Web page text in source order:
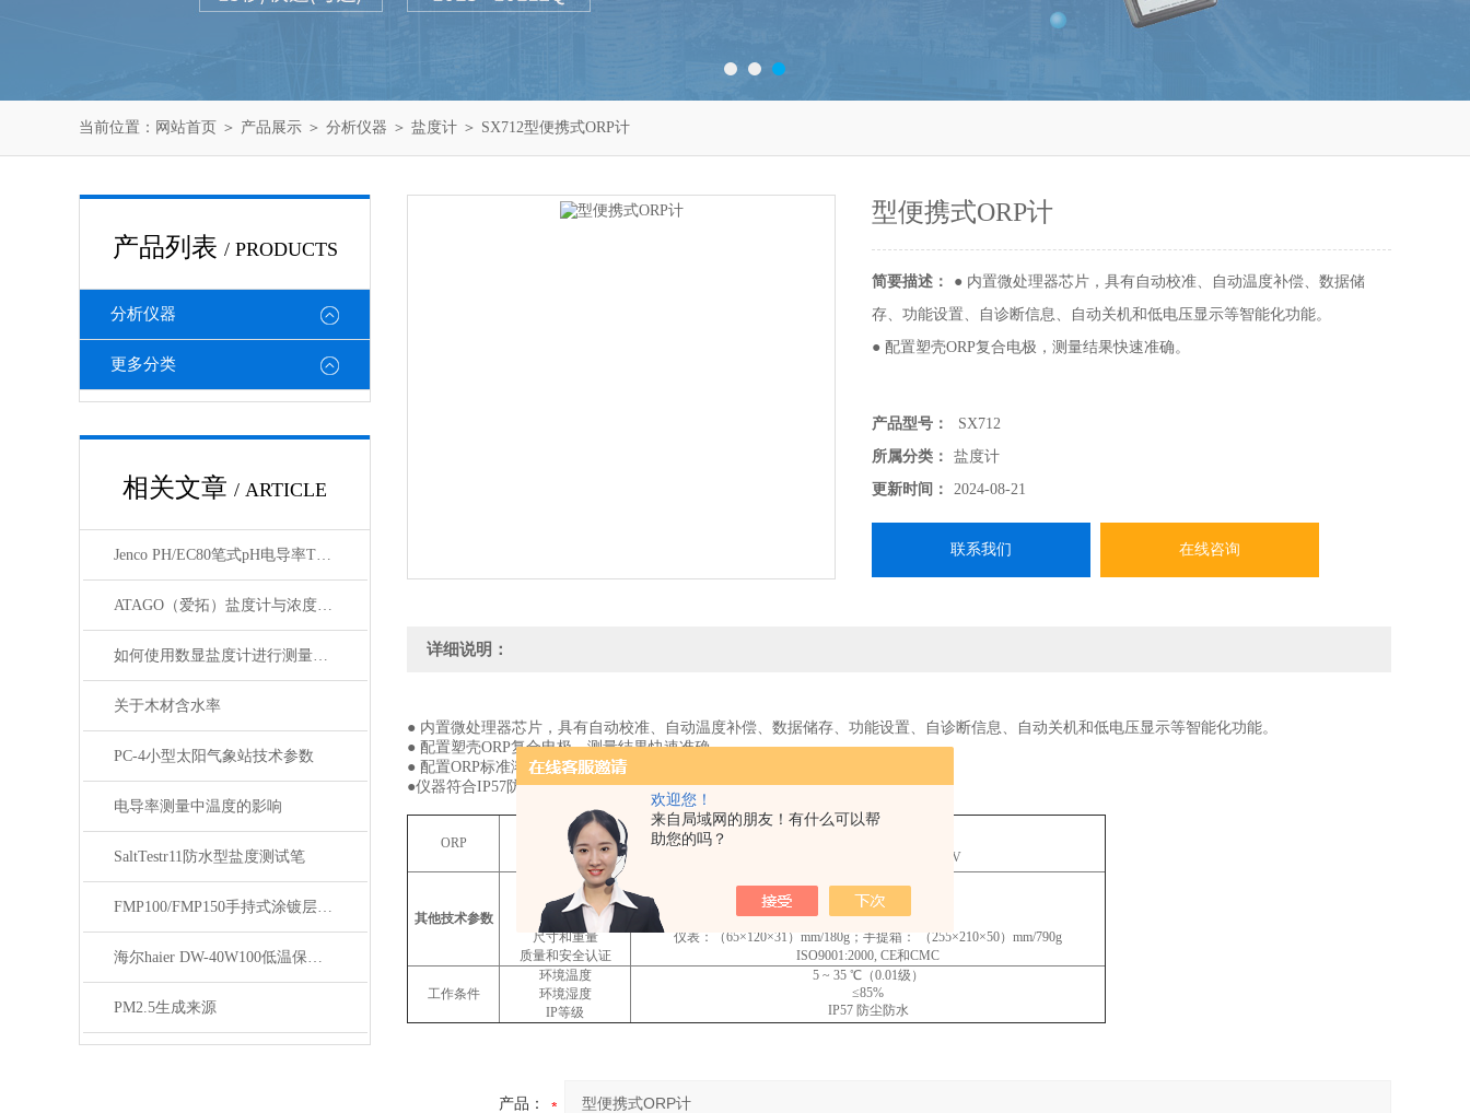
欢迎您！
来自局域网的朋友！有什么可以帮
助您的吗？
当前位置： 网站首页 ＞ 产品展示 ＞ 分析仪器 ＞ 盐度计 ＞ SX712型便携式ORP计
产品列表 / PRODUCTS
分析仪器
更多分类
相关文章 / ARTICLE
Jenco PH/EC80笔式pH电导率TDS盐度计
ATAGO（爱拓）盐度计与浓度计在拉面店浓度测定的常识
如何使用数显盐度计进行测量盐度把握检测的技巧
关于木材含水率
PC-4小型太阳气象站技术参数
电导率测量中温度的影响
SaltTestr11防水型盐度测试笔
FMP100/FMP150手持式涂镀层测厚仪技术资料
海尔haier DW-40W100低温保存箱技术参数
PM2.5生成来源
型便携式ORP计
简要描述：
● 内置微处理器芯片，具有自动校准、自动温度补偿、数据储
存、功能设置、自诊断信息、自动关机和低电压显示等智能化功能。
● 配置塑壳ORP复合电极，测量结果快速准确。
产品型号：
SX712
所属分类：
盐度计
更新时间：
2024-08-21
联系我们 在线咨询
详细说明：
● 内置微处理器芯片，具有自动校准、自动温度补偿、数据储存、功能设置、自诊断信息、自动关机和低电压显示等智能化功能。
● 配置塑壳ORP复合电极，测量结果快速准确。
● 配置ORP标准溶液和手提箱。
●仪器符合IP57防水等级。
ORP
测量范围
分辨率
准确度
-1999mV ~ 0 ~ 1999mV
电计：±0.1% FS，配套：±15mV
其他技术参数
数据储存
储存内容
尺寸和重量
质量和安全认证
编号、测量值、测量单位。
AA电池2节（1.5V×2）
仪表：（65×120×31）mm/180g；手提箱： （255×210×50）mm/790g
ISO9001:2000, CE和CMC
工作条件
环境温度
环境湿度
IP等级
5 ~ 35 ℃（0.01级）
≤85%
IP57 防尘防水
产品：